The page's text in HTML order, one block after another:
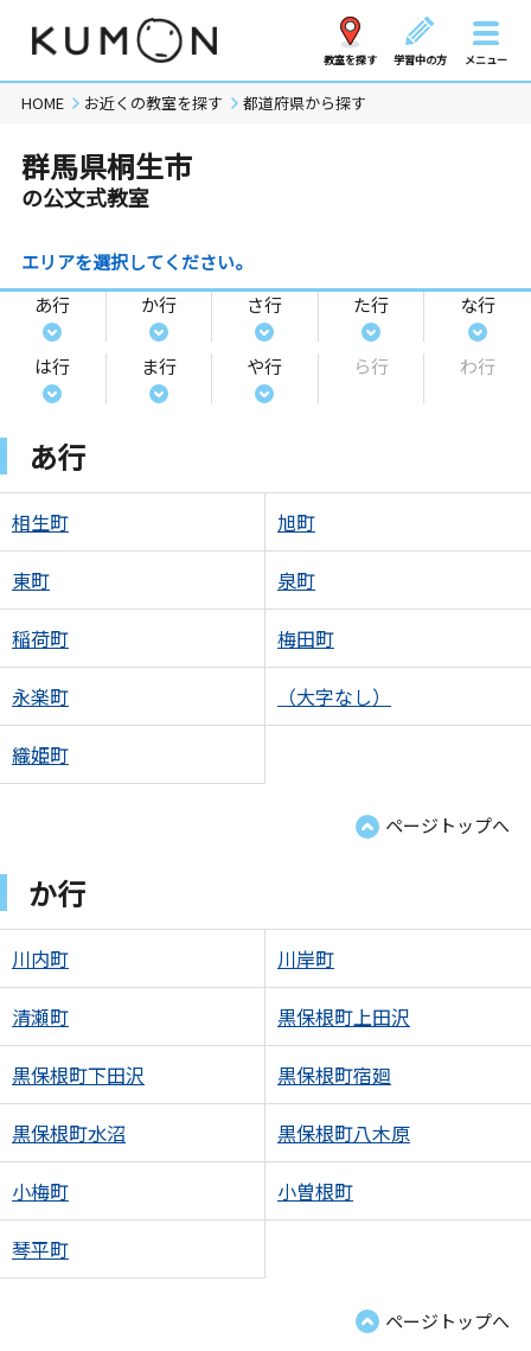
教室を探す 学習中の方 メニュー
HOME お近くの教室を探す 都道府県から探す
群馬県桐生市
の公文式教室
エリアを選択してください。
あ行
か行 さ行 た行 な行
は行 ま行 や行 ら行 わ行
あ行
相生町 旭町
東町 泉町
稲荷町 梅田町
永楽町 （大字なし）
織姫町
ページトップへ
か行
川内町 川岸町
清瀬町 黒保根町上田沢
黒保根町下田沢 黒保根町宿廻
黒保根町水沼 黒保根町八木原
小梅町 小曽根町
琴平町
ページトップへ